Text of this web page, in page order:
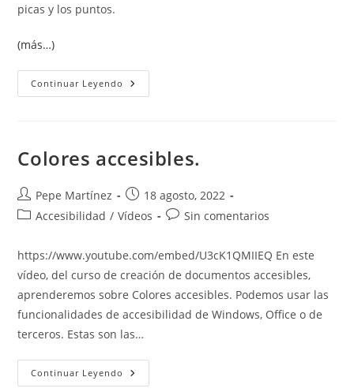
picas y los puntos.
(más…)
Continuar Leyendo Picas
Y
Colores accesibles.
Autor
de
Pepe Martínez
Publicación
de
18 agosto, 2022
Categoría
la
entrada:
Accesibilidad / Vídeos
Comentarios
entrada:
Sin comentarios
https://www.youtube.com/embed/U3cK1QMIIEQ En este
vídeo, del curso de creación de documentos accesibles,
aprenderemos sobre Colores accesibles. Podemos usar las
funcionalidades de accesibilidad de Windows, Office o de
terceros. Estas son las…
Continuar Leyendo Colores
Accesibles.